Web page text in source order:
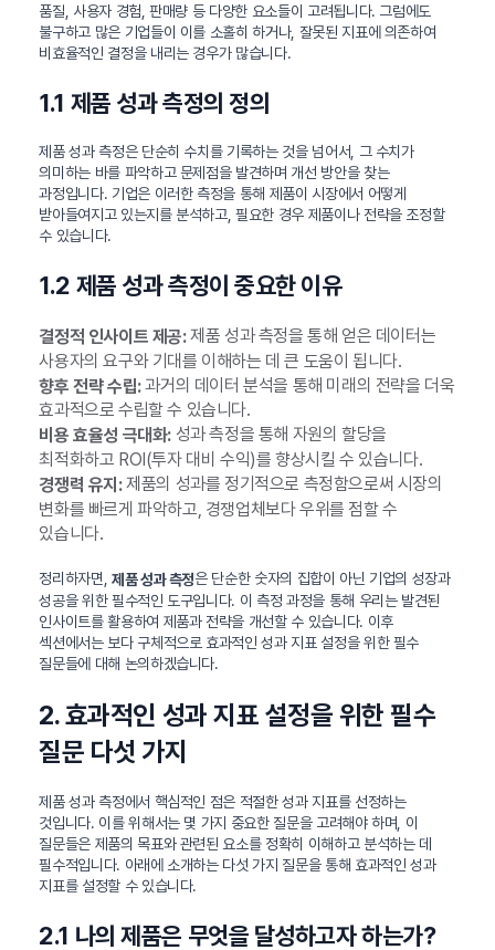
품질, 사용자 경험, 판매량 등 다양한 요소들이 고려됩니다. 그럼에도
불구하고 많은 기업들이 이를 소홀히 하거나, 잘못된 지표에 의존하여
비효율적인 결정을 내리는 경우가 많습니다.
1.1 제품 성과 측정의 정의
제품 성과 측정은 단순히 수치를 기록하는 것을 넘어서, 그 수치가
의미하는 바를 파악하고 문제점을 발견하며 개선 방안을 찾는
과정입니다. 기업은 이러한 측정을 통해 제품이 시장에서 어떻게
받아들여지고 있는지를 분석하고, 필요한 경우 제품이나 전략을 조정할
수 있습니다.
1.2 제품 성과 측정이 중요한 이유
결정적 인사이트 제공:제품 성과 측정을 통해 얻은 데이터는
사용자의 요구와 기대를 이해하는 데 큰 도움이 됩니다.
향후 전략 수립:과거의 데이터 분석을 통해 미래의 전략을 더욱
효과적으로 수립할 수 있습니다.
비용 효율성 극대화:성과 측정을 통해 자원의 할당을
최적화하고 ROI(투자 대비 수익)를 향상시킬 수 있습니다.
경쟁력 유지:제품의 성과를 정기적으로 측정함으로써 시장의
변화를 빠르게 파악하고, 경쟁업체보다 우위를 점할 수
있습니다.
정리하자면, 제품 성과 측정은 단순한 숫자의 집합이 아닌 기업의 성장과
성공을 위한 필수적인 도구입니다. 이 측정 과정을 통해 우리는 발견된
인사이트를 활용하여 제품과 전략을 개선할 수 있습니다. 이후
섹션에서는 보다 구체적으로 효과적인 성과 지표 설정을 위한 필수
질문들에 대해 논의하겠습니다.
2. 효과적인 성과 지표 설정을 위한 필수
질문 다섯 가지
제품 성과 측정에서 핵심적인 점은 적절한 성과 지표를 선정하는
것입니다. 이를 위해서는 몇 가지 중요한 질문을 고려해야 하며, 이
질문들은 제품의 목표와 관련된 요소를 정확히 이해하고 분석하는 데
필수적입니다. 아래에 소개하는 다섯 가지 질문을 통해 효과적인 성과
지표를 설정할 수 있습니다.
2.1 나의 제품은 무엇을 달성하고자 하는가?